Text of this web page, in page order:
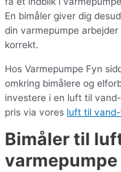
En bimåler giver dig
din varmepumpe
korrekt.
Hos Varmepumpe Fyn
omkring bimålere og
investere i en luft til
pris via vores luft til
Bimåler til